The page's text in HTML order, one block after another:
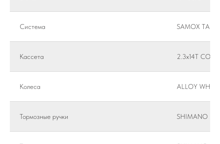
Система SAMOX
Кассета 2.3x14T COG
Колеса ALLOY
Тормозные ручки SHIMANO